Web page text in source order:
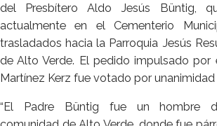
del Presbítero Aldo Jesús Büntig,
actualmente en el Cementerio
trasladados hacia la Parroquia Jesús
de Alto Verde. El pedido impulsado por
Martínez Kerz fue votado por unanimidad
“El Padre Büntig fue un hombre